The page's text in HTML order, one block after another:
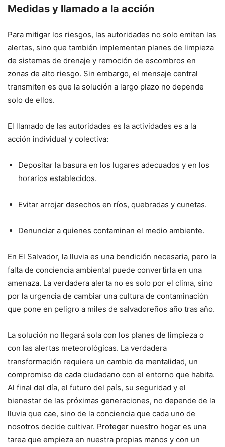
Medidas y llamado a la acción
Para mitigar los riesgos, las autoridades no solo emiten las
alertas, sino que también implementan planes de limpieza
de sistemas de drenaje y remoción de escombros en
zonas de alto riesgo. Sin embargo, el mensaje central
transmiten es que la solución a largo plazo no depende
solo de ellos.
El llamado de las autoridades es la actividades es a la
acción individual y colectiva:
Depositar la basura en los lugares adecuados y en los
horarios establecidos.
Evitar arrojar desechos en ríos, quebradas y cunetas.
Denunciar a quienes contaminan el medio ambiente.
En El Salvador, la lluvia es una bendición necesaria, pero la
falta de conciencia ambiental puede convertirla en una
amenaza. La verdadera alerta no es solo por el clima, sino
por la urgencia de cambiar una cultura de contaminación
que pone en peligro a miles de salvadoreños año tras año.
La solución no llegará sola con los planes de limpieza o
con las alertas meteorológicas. La verdadera
transformación requiere un cambio de mentalidad, un
compromiso de cada ciudadano con el entorno que habita.
Al final del día, el futuro del país, su seguridad y el
bienestar de las próximas generaciones, no depende de la
lluvia que cae, sino de la conciencia que cada uno de
nosotros decide cultivar. Proteger nuestro hogar es una
tarea que empieza en nuestra propias manos y con un